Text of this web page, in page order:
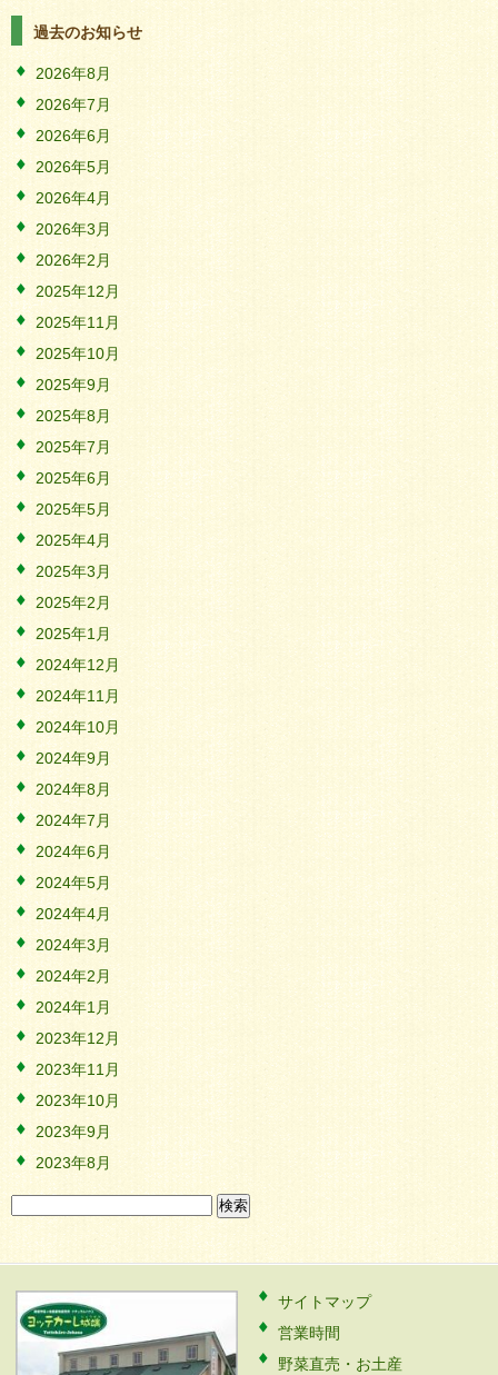
過去のお知らせ
2026年8月
2026年7月
2026年6月
2026年5月
2026年4月
2026年3月
2026年2月
2025年12月
2025年11月
2025年10月
2025年9月
2025年8月
2025年7月
2025年6月
2025年5月
2025年4月
2025年3月
2025年2月
2025年1月
2024年12月
2024年11月
2024年10月
2024年9月
2024年8月
2024年7月
2024年6月
2024年5月
2024年4月
2024年3月
2024年2月
2024年1月
2023年12月
2023年11月
2023年10月
2023年9月
2023年8月
索:
サイトマップ
営業時間
野菜直売・お土産